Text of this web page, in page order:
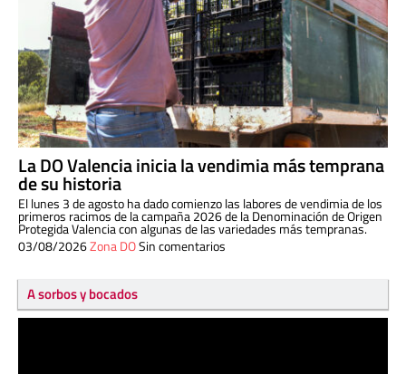
La DO Valencia inicia la vendimia más temprana
de su historia
El lunes 3 de agosto ha dado comienzo las labores de vendimia de los
primeros racimos de la campaña 2026 de la Denominación de Origen
Protegida Valencia con algunas de las variedades más tempranas.
03/08/2026Zona DOSin comentarios
A sorbos y bocados